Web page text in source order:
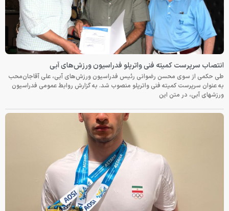
فنی واترپلو فدراسیون ورزش‌های آبی
رضوانی رئیس فدراسیون ورزش‌های آبی، علی آقاجان‌محب
فنی واترپلو منصوب شد. به گزارش روابط عمومی فدراسیون